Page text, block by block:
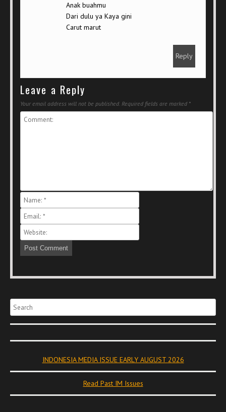
Anak buahmu
Dari dulu ya Kaya gini
Carut marut
Reply
Leave a Reply
Your email address will not be published. Required fields are marked *
Search
INDONESIA MEDIA ISSUE EARLY AUGUST 2026
Read Past IM Issues